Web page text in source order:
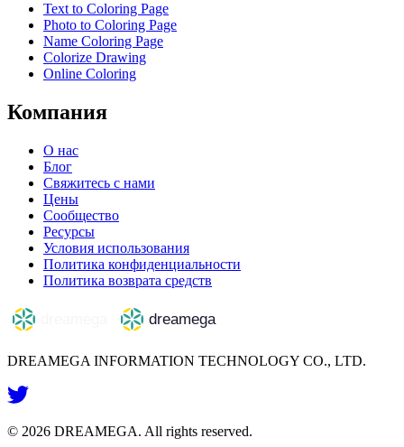
Text to Coloring Page
Photo to Coloring Page
Name Coloring Page
Colorize Drawing
Online Coloring
Компания
О нас
Блог
Свяжитесь с нами
Цены
Сообщество
Ресурсы
Условия использования
Политика конфиденциальности
Политика возврата средств
DREAMEGA INFORMATION TECHNOLOGY CO., LTD.
© 2026 DREAMEGA. All rights reserved.